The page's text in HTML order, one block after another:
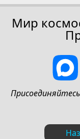
Мир